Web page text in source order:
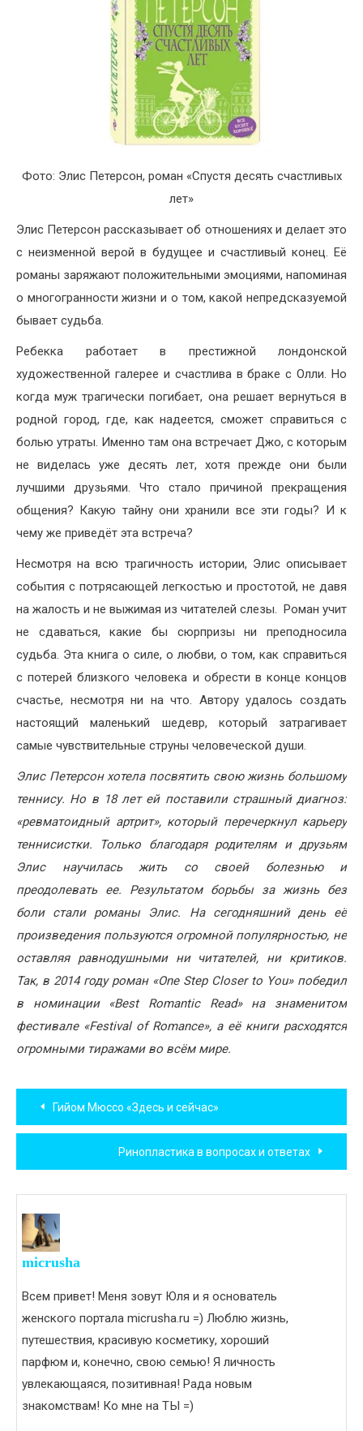
Фото: Элис Петерсон, роман «Спустя десять счастливых
лет»
Элис Петерсон рассказывает об отношениях и делает это
с неизменной верой в будущее и счастливый конец. Её
романы заряжают положительными эмоциями, напоминая
о многогранности жизни и о том, какой непредсказуемой
бывает судьба.
Ребекка работает в престижной лондонской
художественной галерее и счастлива в браке с Олли. Но
когда муж трагически погибает, она решает вернуться в
родной город, где, как надеется, сможет справиться с
болью утраты. Именно там она встречает Джо, с которым
не виделась уже десять лет, хотя прежде они были
лучшими друзьями. Что стало причиной прекращения
общения? Какую тайну они хранили все эти годы? И к
чему же приведёт эта встреча?
Несмотря на всю трагичность истории, Элис описывает
события с потрясающей легкостью и простотой, не давя
на жалость и не выжимая из читателей слезы. Роман учит
не сдаваться, какие бы сюрпризы ни преподносила
судьба. Эта книга о силе, о любви, о том, как справиться
с потерей близкого человека и обрести в конце концов
счастье, несмотря ни на что. Автору удалось создать
настоящий маленький шедевр, который затрагивает
самые чувствительные струны человеческой души.
Элис Петерсон хотела посвятить свою жизнь большому
теннису. Но в 18 лет ей поставили страшный диагноз:
«ревматоидный артрит», который перечеркнул карьеру
теннисистки. Только благодаря родителям и друзьям
Элис научилась жить со своей болезнью и
преодолевать ее. Результатом борьбы за жизнь без
боли стали романы Элис. На сегодняшний день её
произведения пользуются огромной популярностью, не
оставляя равнодушными ни читателей, ни критиков.
Так, в 2014 году роман «One Step Closer to You» победил
в номинации «Best Romantic Read» на знаменитом
фестивале «Festival of Romance», а её книги расходятся
огромными тиражами во всём мире.
Навигация
по
записям
Гийом Мюссо «Здесь и сейчас»
Ринопластика в вопросах и ответах
micrusha
Всем привет! Меня зовут Юля и я основатель
женского портала micrusha.ru =) Люблю жизнь,
путешествия, красивую косметику, хороший
парфюм и, конечно, свою семью! Я личность
увлекающаяся, позитивная! Рада новым
знакомствам! Ко мне на ТЫ =)